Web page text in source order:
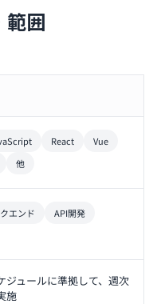
範囲
React
Vue
他
エンド
API開発
ジュールに準拠して、週次
施